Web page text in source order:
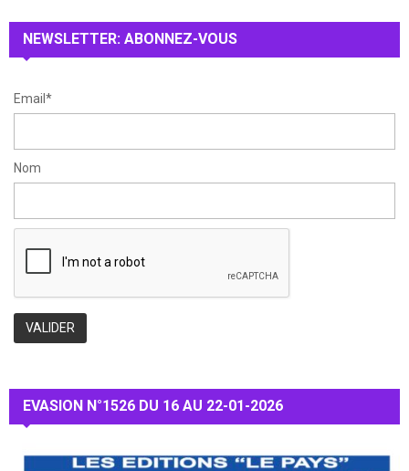
:
NEWSLETTER: ABONNEZ-VOUS
Email*
Nom
EVASION N°1526 DU 16 AU 22-01-2026